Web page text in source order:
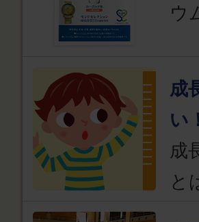
ウ
成
い！
成
と